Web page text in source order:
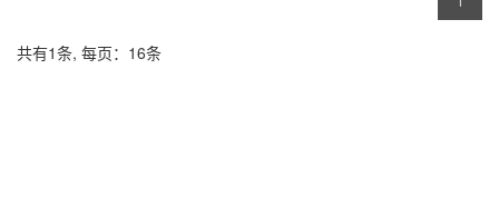
共有1条, 每页：16条